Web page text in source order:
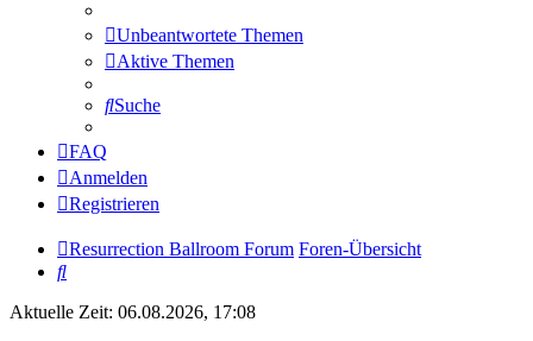
Unbeantwortete Themen
Aktive Themen
Suche
FAQ
Anmelden
Registrieren
Resurrection Ballroom Forum Foren-Übersicht
Suche
Aktuelle Zeit: 06.08.2026, 17:08